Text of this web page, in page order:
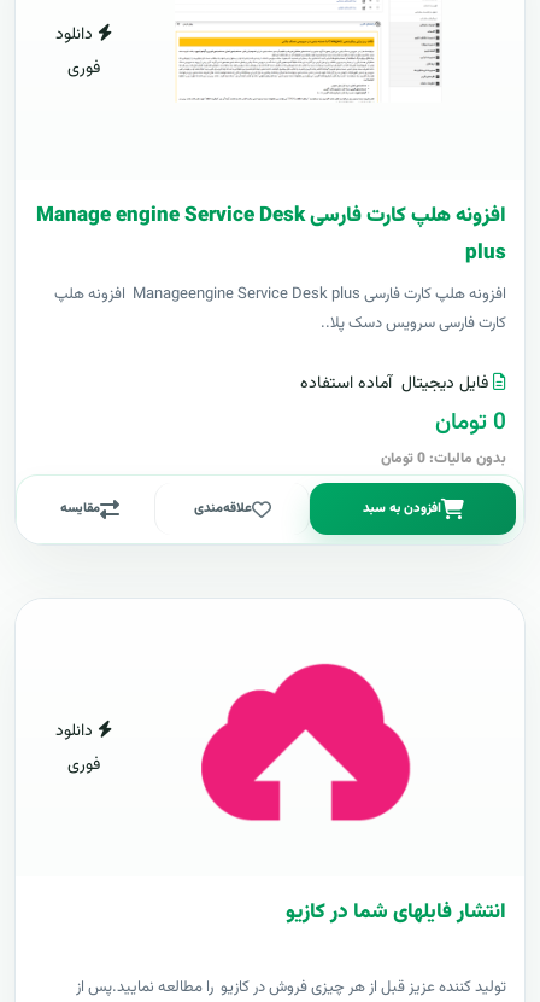
دانلود
فوری
افزونه هلپ کارت فارسی Manage engine Service Desk
plus
افزونه هلپ کارت فارسی Manageengine Service Desk plus افزونه هلپ
کارت فارسی سرویس دسک پلا..
فایل دیجیتال آماده استفاده
0 تومان
بدون مالیات: 0 تومان
افزودن به سبد علاقه‌مندی مقایسه
دانلود
فوری
انتشار فایلهای شما در کازیو
توليد کننده عزيز قبل از هر چیزی فروش در کازیو را مطالعه نمایید.پس از